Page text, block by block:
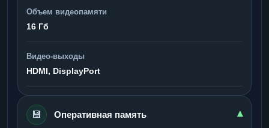
Объем видеопамяти
16 Гб
Видео-выходы
HDMI, DisplayPort
💾 Оперативная память ▾